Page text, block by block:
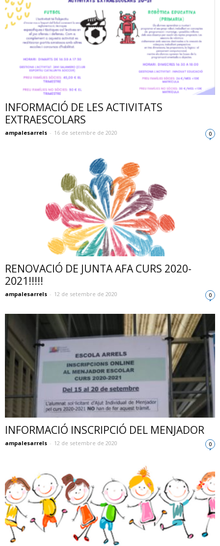
INFORMACIÓ DE LES ACTIVITATS
EXTRAESCOLARS
ampalesarrels - 16 de setembre de 2020 0
RENOVACIÓ DE JUNTA AFA CURS 2020-
2021!!!!!
ampalesarrels - 12 de setembre de 2020 0
INFORMACIÓ INSCRIPCIÓ DEL MENJADOR
ampalesarrels - 12 de setembre de 2020 0